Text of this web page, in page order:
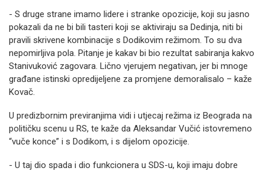
- S druge strane imamo lidere i stranke opozicije, koji su jasno
pokazali da ne bi bili tasteri koji se aktiviraju sa Dedinja, niti bi
pravili skrivene kombinacije s Dodikovim režimom. To su dva
nepomirljiva pola. Pitanje je kakav bi bio rezultat sabiranja kakvo
Stanivuković zagovara. Lično vjerujem negativan, jer bi mnoge
građane istinski opredijeljene za promjene demoralisalo – kaže
Kovač.
U predizbornim previranjima vidi i utjecaj režima iz Beograda na
političku scenu u RS, te kaže da Aleksandar Vučić istovremeno
“vuče konce” i s Dodikom, i s dijelom opozicije.
- U taj dio spada i dio funkcionera u SDS-u, koji imaju dobre